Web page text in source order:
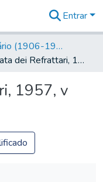
Entrar
Canto Libertário (1906-1995)
L’Adunata dei Refrattari, 1957, v XXXVI, n 01
1957, v